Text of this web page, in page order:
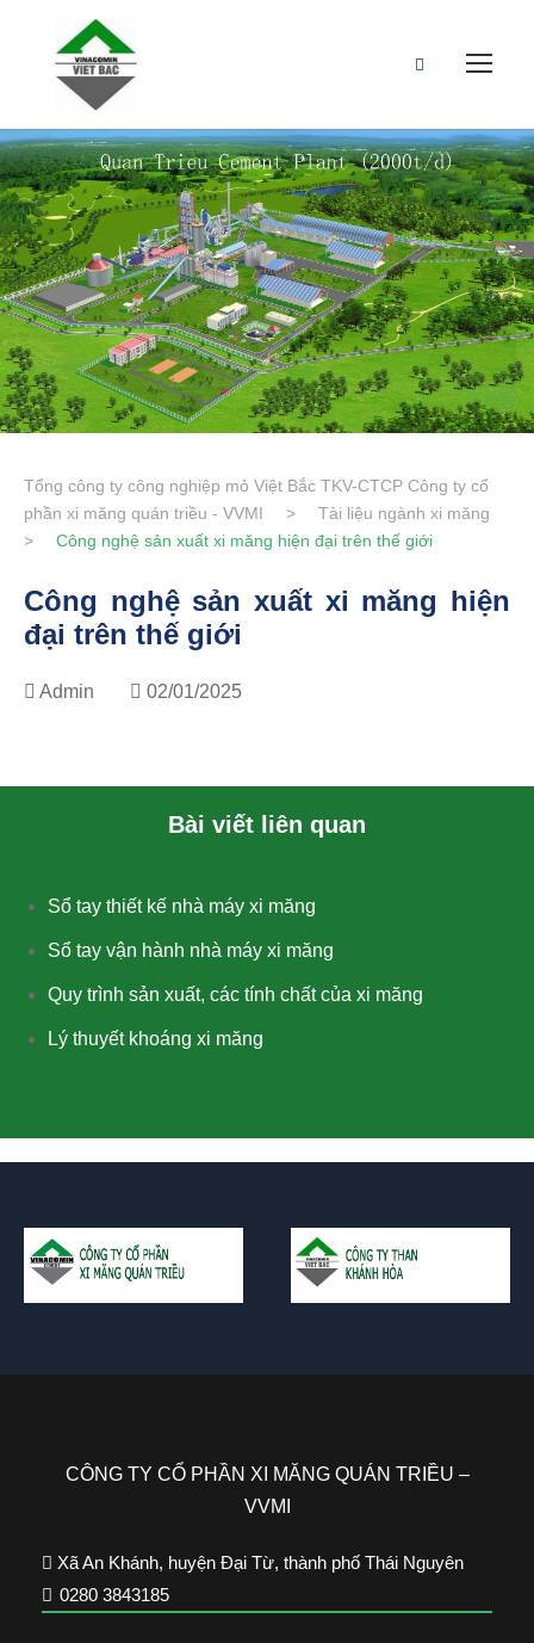
Tổng công ty công nghiệp mỏ Việt Bắc TKV-CTCP Công ty cổ
phần xi măng quán triều - VVMI
>
Tài liệu ngành xi măng
>
Công nghệ sản xuất xi măng hiện đại trên thế giới
Công nghệ sản xuất xi măng hiện
đại trên thế giới
Admin 02/01/2025
Bài viết liên quan
Sổ tay thiết kế nhà máy xi măng
Sổ tay vận hành nhà máy xi măng
Quy trình sản xuất, các tính chất của xi măng
Lý thuyết khoáng xi măng
CÔNG TY CỔ PHẦN XI MĂNG QUÁN TRIỀU –
VVMI
Xã An Khánh, huyện Đại Từ, thành phố Thái Nguyên
0280 3843185